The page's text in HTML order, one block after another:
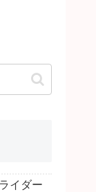
イダー